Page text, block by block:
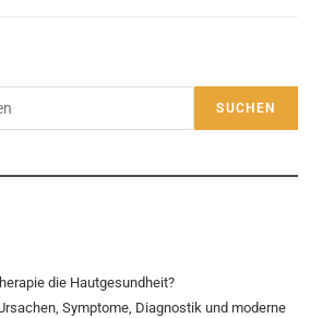
SUCHEN
die Hautgesundheit?
Symptome, Diagnostik und moderne